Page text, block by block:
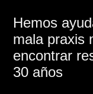
Hemos
mala praxis
encontrar
30 años